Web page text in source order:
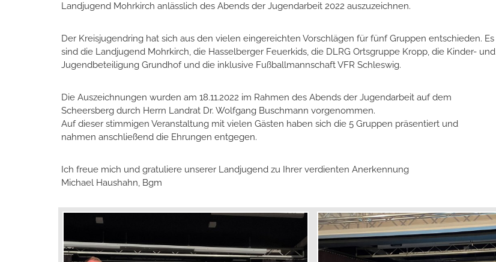
Landjugend Mohrkirch anlässlich des Abends der Jugendarbeit 2022 auszuzeichnen.
Der Kreisjugendring hat sich aus den vielen eingereichten Vorschlägen für fünf Gruppen entschieden. Es
sind die Landjugend Mohrkirch, die Hasselberger Feuerkids, die DLRG Ortsgruppe Kropp, die Kinder- und
Jugendbeteiligung Grundhof und die inklusive Fußballmannschaft VFR Schleswig.
Die Auszeichnungen wurden am 18.11.2022 im Rahmen des Abends der Jugendarbeit auf dem
Scheersberg durch Herrn Landrat Dr. Wolfgang Buschmann vorgenommen.
Auf dieser stimmigen Veranstaltung mit vielen Gästen haben sich die 5 Gruppen präsentiert und
nahmen anschließend die Ehrungen entgegen.
Ich freue mich und gratuliere unserer Landjugend zu Ihrer verdienten Anerkennung
Michael Haushahn, Bgm